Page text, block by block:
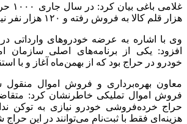
هزار قلم کالا به فروش رفته و ۱۲۰ هزار نفر نیز شرکت کردند.
وی با اشاره به عرضه خودروهای وارداتی
افزود: یکی از برنامه‌های اصلی سازمان
خودرو در حراج بود که از بهمن‌ماه آغاز و با
معاون بهره‌برداری و فروش اموال
فروش اموال تملیکی خاطرنشان کرد:
حراج خرده‌فروشی خودرو نیازی بهتوکن
هزینه‌ای فقط با ثبت‌نام می‌توانند در این